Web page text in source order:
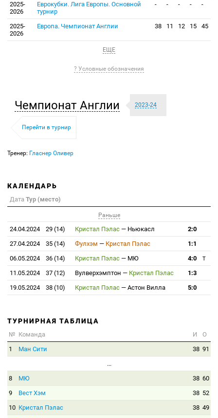
2025-
2026
Еврокубки. Лига Европы. Основной
турнир
- - - - -
2025-
2026
Европа. Чемпионат Англии 38 11 12 15 45
ЕЩЕ
? Условные обозначения
Чемпионат Англии 2023-24
Перейти в турнир
Тренер: Гласнер Оливер
КАЛЕНДАРЬ
Дата Тур (место)
Раньше
24.04.2024 29 (14) Кристал Пэлас — Ньюкасл
2:0
27.04.2024
35 (14) Фулхэм — Кристал Пэлас
1:1
06.05.2024
36 (14) Кристал Пэлас — МЮ 4:0 T
11.05.2024 37 (12) Вулверхэмптон — Кристал Пэлас
1:3
19.05.2024
38 (10) Кристал Пэлас — Астон Вилла 5:0
ТУРНИРНАЯ ТАБЛИЦА
№ Команда И
О
1
Ман Сити 38 91
...
8
МЮ 38 60
9
Вест Хэм 38 52
10 Кристал Пэлас 38 49